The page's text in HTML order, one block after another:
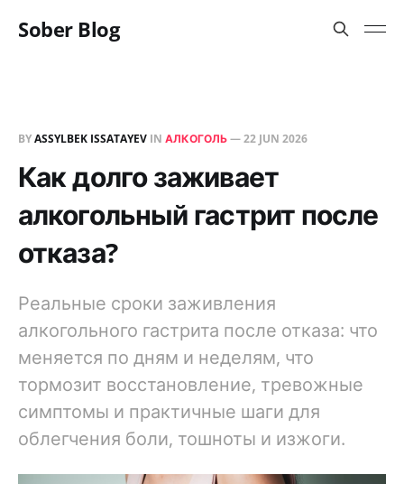
Sober Blog
BYASSYLBEK ISSATAYEV IN АЛКОГОЛЬ—22 JUN 2026
Как долго заживает
алкогольный гастрит после
отказа?
Реальные сроки заживления
алкогольного гастрита после отказа: что
меняется по дням и неделям, что
тормозит восстановление, тревожные
симптомы и практичные шаги для
облегчения боли, тошноты и изжоги.